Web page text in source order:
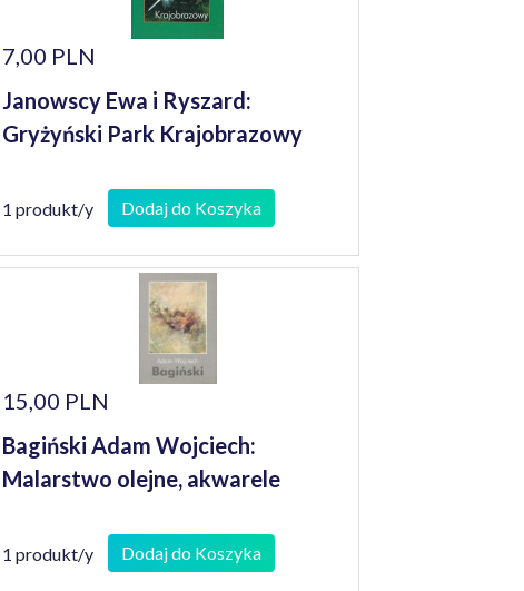
7,00 PLN
Janowscy Ewa i Ryszard:
Gryżyński Park Krajobrazowy
1 produkt/y Dodaj do Koszyka
15,00 PLN
Bagiński Adam Wojciech:
Malarstwo olejne, akwarele
1 produkt/y Dodaj do Koszyka